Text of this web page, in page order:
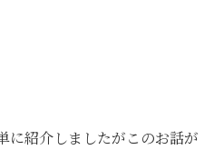
に紹介しましたがこのお話が